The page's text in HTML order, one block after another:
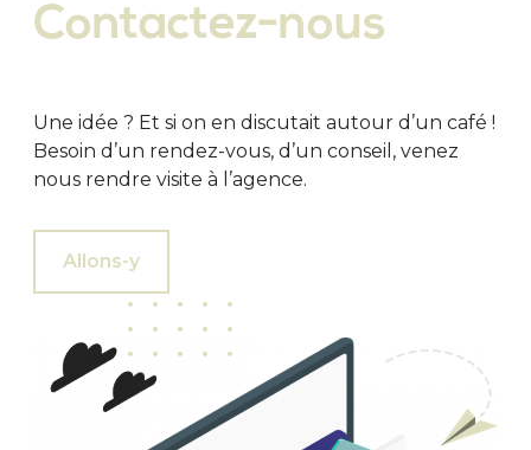
Contactez-nous
Une idée ? Et si on en discutait autour d’un café !
Besoin d’un rendez-vous, d’un conseil, venez
nous rendre visite à l’agence.
Allons-y